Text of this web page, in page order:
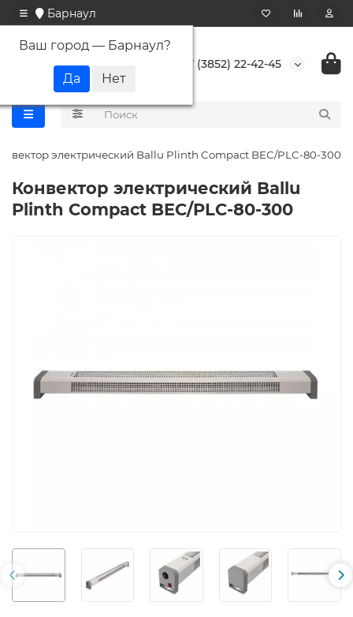
Барнаул
Ваш город — Барнаул?
+7 (3852) 22-42-45
электрический Ballu Plinth Compact BEC/PLC-80-300
Конвектор электрический Ballu
Plinth Compact BEC/PLC-80-300